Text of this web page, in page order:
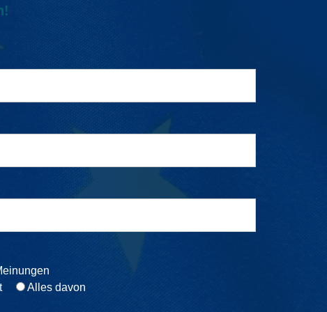
Alles davon